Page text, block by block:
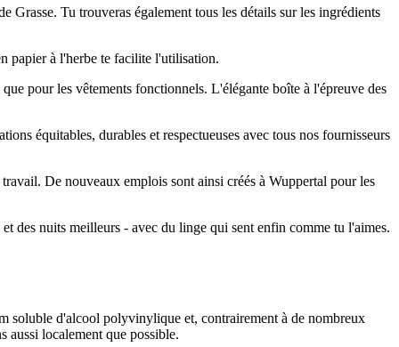
Grasse. Tu trouveras également tous les détails sur les ingrédients
papier à l'herbe te facilite l'utilisation.
pour les vêtements fonctionnels. L'élégante boîte à l'épreuve des
équitables, durables et respectueuses avec tous nos fournisseurs
De nouveaux emplois sont ainsi créés à Wuppertal pour les
des nuits meilleurs - avec du linge qui sent enfin comme tu l'aimes.
soluble d'alcool polyvinylique et, contrairement à de nombreux
aussi localement que possible.